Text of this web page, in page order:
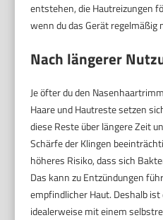
entstehen, die Hautreizungen
wenn du das Gerät regelmäßig
Nach längerer
Je öfter du den
Haare und Hautreste setzen
diese Reste über längere Zeit
Schärfe der Klingen
höheres Risiko, dass sich
Das kann zu Entzündungen
empfindlicher Haut. Deshalb
idealerweise mit einem